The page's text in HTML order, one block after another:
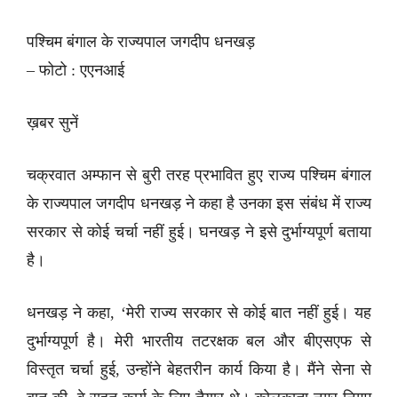
पश्चिम बंगाल के राज्यपाल जगदीप धनखड़
– फोटो : एएनआई
ख़बर सुनें
चक्रवात अम्फान से बुरी तरह प्रभावित हुए राज्य पश्चिम बंगाल
के राज्यपाल जगदीप धनखड़ ने कहा है उनका इस संबंध में राज्य
सरकार से कोई चर्चा नहीं हुई। घनखड़ ने इसे दुर्भाग्यपूर्ण बताया
है।
धनखड़ ने कहा, ‘मेरी राज्य सरकार से कोई बात नहीं हुई। यह
दुर्भाग्यपूर्ण है। मेरी भारतीय तटरक्षक बल और बीएसएफ से
विस्तृत चर्चा हुई, उन्होंने बेहतरीन कार्य किया है। मैंने सेना से